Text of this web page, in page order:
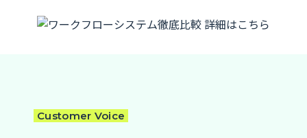
Customer Voice